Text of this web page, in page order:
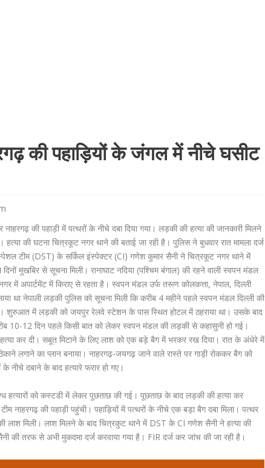
की पहाड़ियों के जंगल में नीचे घसीट
की पहाड़ी में पत्थरों के नीचे दबा दिया गया। लड़की की हत्या की जानकारी मिलने
की घटना चित्रकूट नगर थाने की बताई जा रही है। पुलिस ने बुधवार रात मामला दर्ज
टीम (DST) के सर्किल इंस्पेक्टर (CI) गणेश कुमार सैनी ने चित्रकूट नगर थाने में
मुखबिर से सूचना मिली। रानाघाट नदिया (पश्चिम बंगाल) की रहने वाली स्वपन मंडल
में अपार्टमेंट में किराए से रहता है। स्वपन मंडल उर्फ तरूण कोलकत्ता, नेपाल, दिल्ली
था नेपाली लड़की पुलिस को सूचना मिली कि करीब 4 महीने पहले स्वपन मंडल दिल्ली की
शुरुआत में लड़की को जयपुर रेलवे स्टेशन के पास स्थित होटल में ठहराया था। उसके बाद
10-12 दिन पहले किसी बात को लेकर स्वपन मंडल की लड़की से कहासुनी हो गई।
कर दी। सबूत मिटाने के लिए लाश को एक बड़े बैग में भरकर रख दिया। रात के अंधेरे में
लगाने का प्लान बनाया। नाहरगढ़-जयगढ़ जाने वाले रास्ते पर गाड़ी रोककर बैग को
नीचे दबाने के बाद हत्यारे फरार हो गए।
हत्यारों को कस्टडी में लेकर पूछताछ की गई। पूछताछ के बाद लड़की की हत्या कर
नाहरगढ़ की पहाड़ी पहुंची। पहाड़ियों में पत्थरों के नीचे एक बड़ा बैग दबा मिला। पत्थर
मिली। लाश मिलने के बाद चित्रकुट थाने में DST के CI गणेश सैनी ने हत्या की
की तरफ से अभी मुकदमा दर्ज करवाया गया है। FIR दर्ज कर जांच की जा रही है।